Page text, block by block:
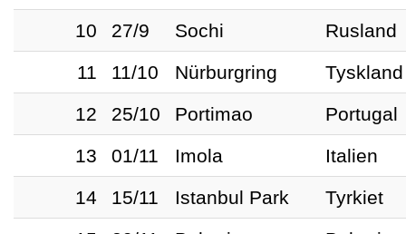
10
27/9 Sochi
Rusland
11
11/10 Nürburgring
Tyskland
12
25/10 Portimao
Portugal
13
01/11 Imola
Italien
14
15/11 Istanbul Park
Tyrkiet